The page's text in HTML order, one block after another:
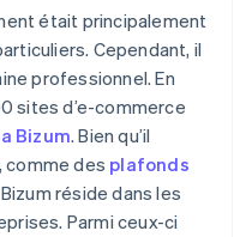
était principalement
Cependant, il
professionnel. En
sites d’e-commerce
Bizum. Bien qu’il
des plafonds
réside dans les
Parmi ceux-ci